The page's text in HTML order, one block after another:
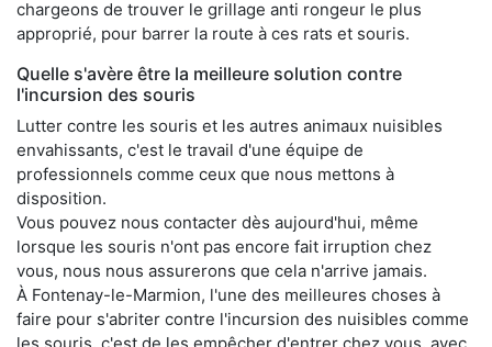
chargeons de trouver le grillage anti rongeur le plus
approprié, pour barrer la route à ces rats et souris.
Quelle s'avère être la meilleure solution contre
l'incursion des souris
Lutter contre les souris et les autres animaux nuisibles
envahissants, c'est le travail d'une équipe de
professionnels comme ceux que nous mettons à
disposition.
Vous pouvez nous contacter dès aujourd'hui, même
lorsque les souris n'ont pas encore fait irruption chez
vous, nous nous assurerons que cela n'arrive jamais.
À Fontenay-le-Marmion, l'une des meilleures choses à
faire pour s'abriter contre l'incursion des nuisibles comme